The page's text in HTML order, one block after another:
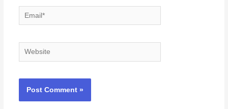
Email*
Website